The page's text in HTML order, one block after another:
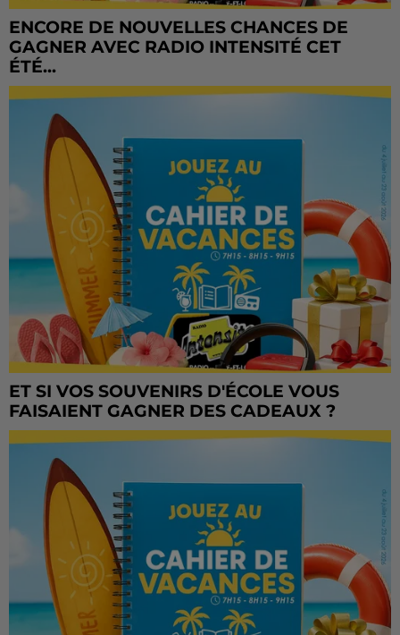
ENCORE DE NOUVELLES CHANCES DE
GAGNER AVEC RADIO INTENSITÉ CET
ÉTÉ...
ET SI VOS SOUVENIRS D'ÉCOLE VOUS
FAISAIENT GAGNER DES CADEAUX ?